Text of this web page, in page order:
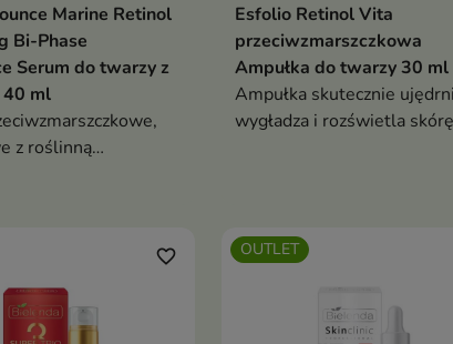
Marine Retinol
Bi-Phase
Serum do twarzy z
ml
z roślinną
Esfolio Retinol Vita
przeciwzmarszczkowa
Ampułka do twarzy 30 ml
Ampułka skutecznie
wygładza i rozświetla
idealna do pielęgnacji skóry
elastyczności
favorite_border OUTLET